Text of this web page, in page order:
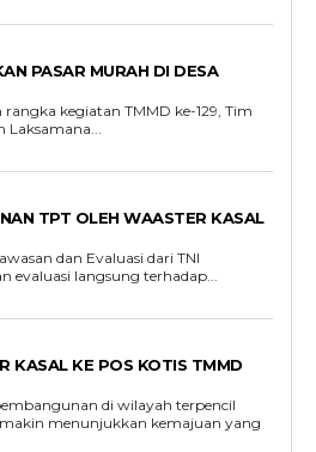
PASAR MURAH DI DESA
rangka kegiatan TMMD ke-129, Tim
Laksamana...
TPT OLEH WAASTER KASAL
dan Evaluasi dari TNI
evaluasi langsung terhadap...
KASAL KE POS KOTIS TMMD
di wilayah terpencil
menunjukkan kemajuan yang